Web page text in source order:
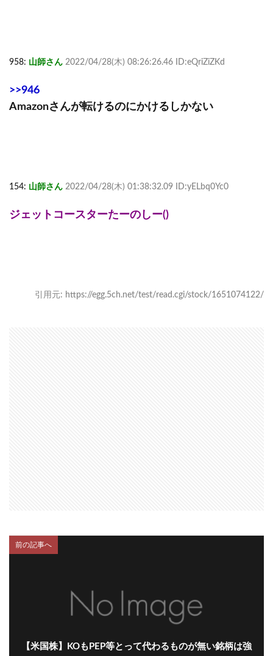
958: 山師さん 2022/04/28(木) 08:26:26.46 ID:eQriZiZKd
>>946
Amazonさんが転けるのにかけるしかない
154: 山師さん 2022/04/28(木) 01:38:32.09 ID:yELbq0Yc0
ジェットコースターたーのしー()
引用元: https://egg.5ch.net/test/read.cgi/stock/1651074122/
前の記事へ
【米国株】KOもPEP等とって代わるものが無い銘柄は強